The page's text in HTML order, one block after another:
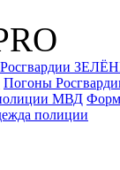
Погоны
МВД
полиции